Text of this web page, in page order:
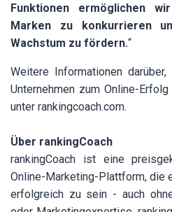
Funktionen ermöglichen
Marken zu konkurrieren
Wachstum zu fördern.“
Weitere Informationen
Unternehmen zum Online-
unter rankingcoach.com.
Über rankingCoach
rankingCoach ist eine
Online-Marketing-Plattform, die
erfolgreich zu sein - auch